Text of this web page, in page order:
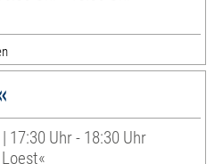
17:30 Uhr - 18:30 Uhr